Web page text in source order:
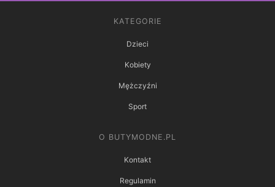
KATEGORIE
Dzieci
Kobiety
Mężczyźni
Sport
O BUTYMODNE.PL
Kontakt
Regulamin